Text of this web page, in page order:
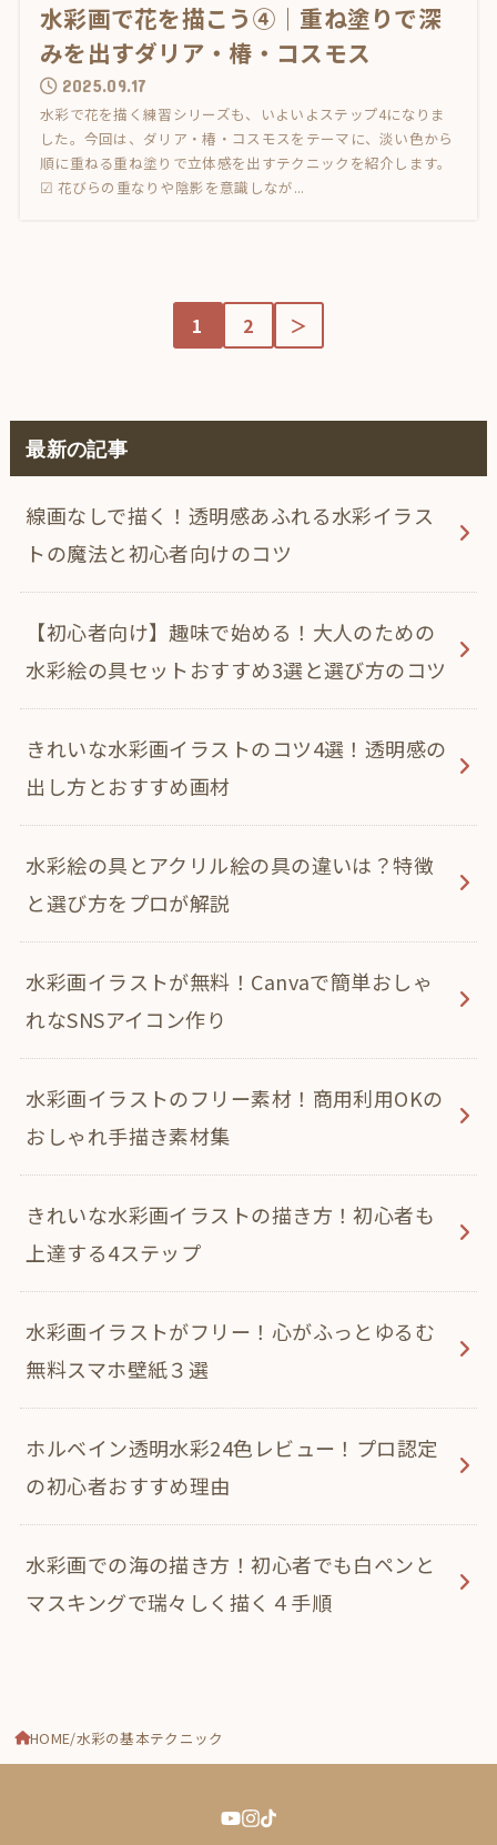
水彩画で花を描こう④｜重ね塗りで深
みを出すダリア・椿・コスモス
2025.09.17
水彩で花を描く練習シリーズも、いよいよステップ4になりま
した。今回は、ダリア・椿・コスモスをテーマに、淡い色から
順に重ねる重ね塗りで立体感を出すテクニックを紹介します。
☑ 花びらの重なりや陰影を意識しなが...
1 2 ＞
最新の記事
線画なしで描く！透明感あふれる水彩イラス
トの魔法と初心者向けのコツ
【初心者向け】趣味で始める！大人のための
水彩絵の具セットおすすめ3選と選び方のコツ
きれいな水彩画イラストのコツ4選！透明感の
出し方とおすすめ画材
水彩絵の具とアクリル絵の具の違いは？特徴
と選び方をプロが解説
水彩画イラストが無料！Canvaで簡単おしゃ
れなSNSアイコン作り
水彩画イラストのフリー素材！商用利用OKの
おしゃれ手描き素材集
きれいな水彩画イラストの描き方！初心者も
上達する4ステップ
水彩画イラストがフリー！心がふっとゆるむ
無料スマホ壁紙３選
ホルベイン透明水彩24色レビュー！プロ認定
の初心者おすすめ理由
水彩画での海の描き方！初心者でも白ペンと
マスキングで瑞々しく描く４手順
HOME 水彩の基本テクニック